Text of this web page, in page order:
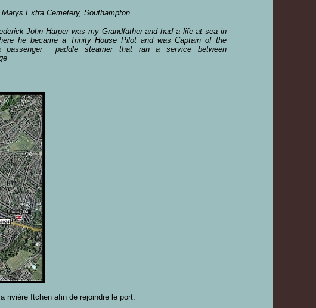
Extra Cemetery, Southampton.
John Harper was my Grandfather and had a life at sea in
he became a Trinity House Pilot and was Captain of the
passenger paddle steamer that ran a service between
rivière Itchen afin de rejoindre le port.